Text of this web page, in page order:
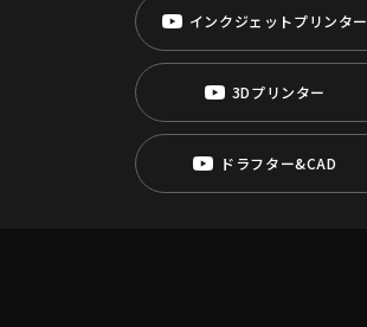
インクジェットプリンター
3Dプリンター
ドラフター&CAD